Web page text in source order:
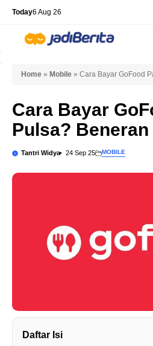
Skip
content
Today6 Aug 26
Home » Mobile » Cara Bayar GoFood
Cara Bayar
Pulsa?
Tantri Widya 24 Sep 25 MOBILE
Daftar Isi